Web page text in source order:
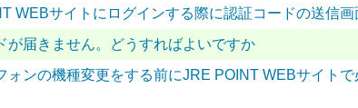
WEBサイトにログインする際に認証コードの送信
が届きません。どうすればよいですか
ォンの機種変更をする前にJRE POINT WEBサイト